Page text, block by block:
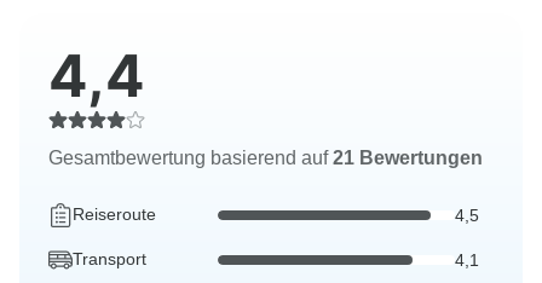
4,4
Gesamtbewertung basierend auf21 Bewertungen
Reiseroute 4,5
Transport 4,1